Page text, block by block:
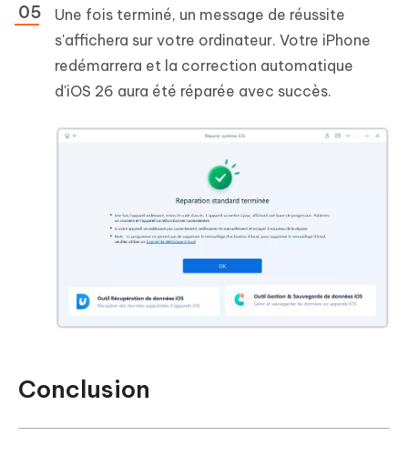
Une fois terminé, un message de réussite
s'affichera sur votre ordinateur. Votre iPhone
redémarrera et la correction automatique
d'iOS 26 aura été réparée avec succès.
Conclusion